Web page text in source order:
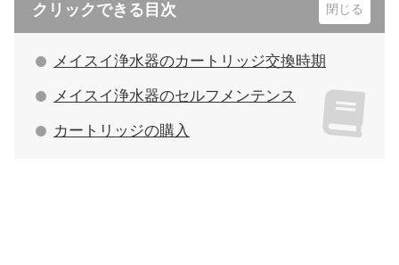
クリックできる目次
メイスイ浄水器のカートリッジ交換時期
メイスイ浄水器のセルフメンテンス
カートリッジの購入